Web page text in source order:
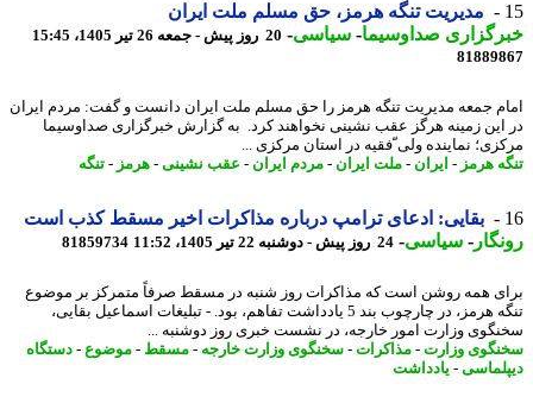
مدیریت تنگه هرمز، حق مسلم ملت ایران
صداوسیما-سیاسی-20 روز پیش - جمعه 26 تیر 1405، 15:45
جمعه مدیریت تنگه هرمز را حق مسلم ملت ایران دانست و گفت: مردم ایران
زمینه هرگز عقب نشینی نخواهند کرد. به گزارش خبرگزاری صداوسیما
نماینده ولی ّفقیه در استان مرکزی ...
هرمز- ایران - ملت ایران - مردم ایران - عقب نشینی-هرمز- تنگه
بقایی: ادعای ترامپ درباره مذاکرات اخیر مسقط کذب است
-سیاسی-24 روز پیش - دوشنبه 22 تیر 1405، 11:52 81859734
همه روشن است که مذاکرات روز شنبه در مسقط صرفاً متمرکز بر موضوع
تنگه هرمز، در چارچوب بند 5 یادداشت تفاهم، بود. - تبلیغات اسماعیل بقایی،
وزارت امور خارجه، در نشست خبری روز دوشنبه ...
وزارت - مذاکرات- سخنگوی وزارت خارجه-مسقط-موضوع-دستگاه
-یادداشت